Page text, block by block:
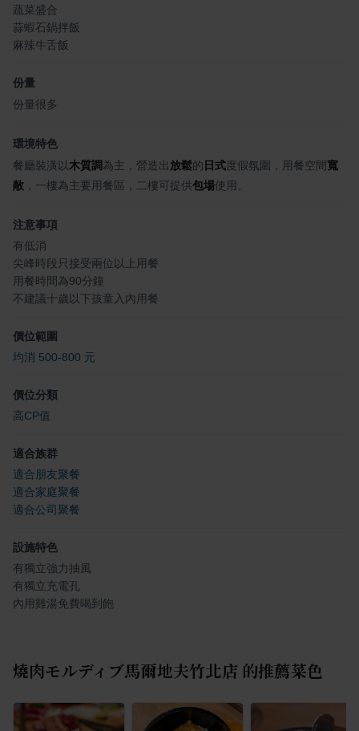
蔬菜盛合
蒜蝦石鍋拌飯
麻辣牛舌飯
份量
份量很多
環境特色
餐廳裝潢以木質調為主，營造出放鬆的 日式度假氛圍，用餐空間寬
敞 ，一樓為主要用餐區，二樓可提供包場使用。
注意事項
有低消
尖峰時段只接受兩位以上用餐
用餐時間為90分鐘
不建議十歲以下孩童入內用餐
價位範圍
均消 500-800 元
價位分類
高CP值
適合族群
適合朋友聚餐
適合家庭聚餐
適合公司聚餐
設施特色
有獨立強力抽風
有獨立充電孔
內用雞湯免費喝到飽
燒肉モルディブ馬爾地夫竹北店的推薦菜色